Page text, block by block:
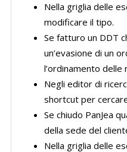
Nella griglia delle
modificare il tipo.
Se fatturo un DDT
un’evasione di un
l’ordinamento delle
Negli editor di
shortcut per
Se chiudo PanJea
della sede del
Nella griglia delle